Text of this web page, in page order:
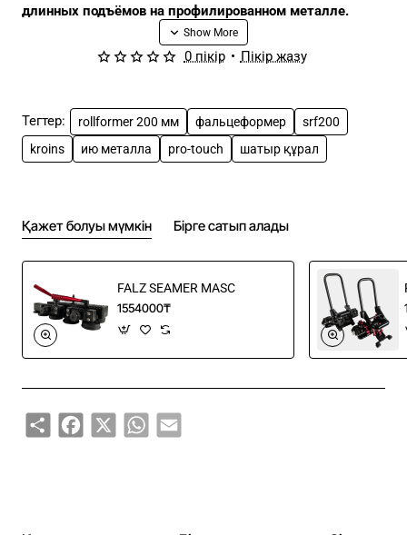
0 пікір • Пікір жазу
длинных подъёмов на профилированном металле.
Преимущества и особенности:
Качественный и компактный корпус
Удобная работа благодаря эргономичной ручке
Pro-Touch
Глубина вставки: 5–200 мм
Улучшенная направляющая арналған работы с
листами
Применение:
Технические данные:
Тегтер: rollformer 200 мм фальцеформер
srf200
kroins
ию металла pro-touch шатыр құрал
Қажет болуы мүмкін Бірге сатып алады
FALZ SEAMER MASC
1554000₸
Share Facebook
X WhatsAppEmail